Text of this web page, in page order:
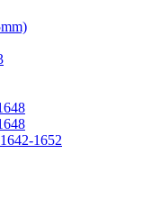
1652